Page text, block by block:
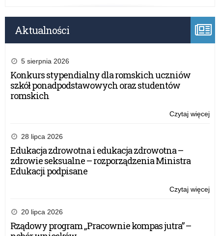
Aktualności
5 sierpnia 2026
Konkurs stypendialny dla romskich uczniów
szkół ponadpodstawowych oraz studentów
romskich
Czytaj więcej
28 lipca 2026
Edukacja zdrowotna i edukacja zdrowotna –
zdrowie seksualne – rozporządzenia Ministra
Edukacji podpisane
Czytaj więcej
20 lipca 2026
Rządowy program „Pracownie kompas jutra” –